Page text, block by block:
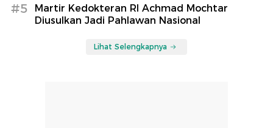
#5
Martir Kedokteran RI Achmad Mochtar
Diusulkan Jadi Pahlawan Nasional
Lihat Selengkapnya